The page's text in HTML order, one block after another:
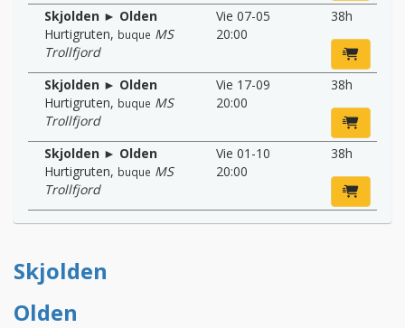
Skjolden ► Olden
Hurtigruten, buque MS
Trollfjord
Vie 07-05
20:00
38h
Skjolden ► Olden
Hurtigruten, buque MS
Trollfjord
Vie 17-09
20:00
38h
Skjolden ► Olden
Hurtigruten, buque MS
Trollfjord
Vie 01-10
20:00
38h
Skjolden
Olden